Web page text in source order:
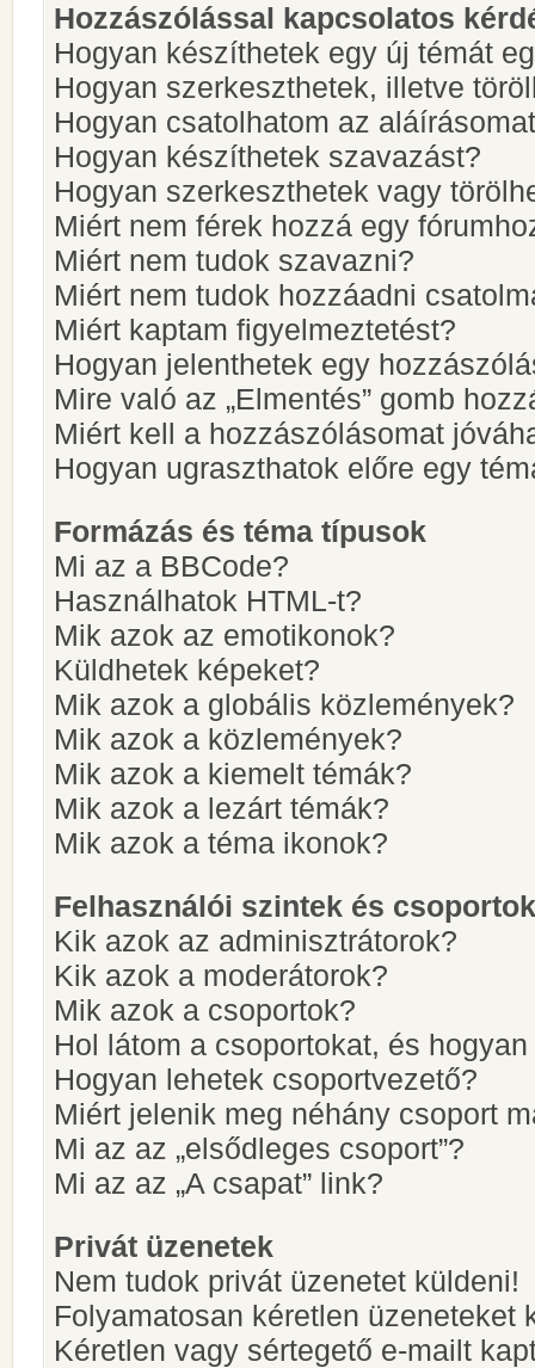
Hozzászólással kapcsolatos
Hogyan készíthetek egy új témát
Hogyan szerkeszthetek, illetve
Hogyan csatolhatom az
Hogyan készíthetek szavazást?
Hogyan szerkeszthetek vagy
Miért nem férek hozzá egy
Miért nem tudok szavazni?
Miért nem tudok hozzáadni
Miért kaptam figyelmeztetést?
Hogyan jelenthetek egy
Mire való az „Elmentés” gomb
Miért kell a hozzászólásomat
Hogyan ugraszthatok előre egy
Formázás és téma típusok
Mi az a BBCode?
Használhatok HTML-t?
Mik azok az emotikonok?
Küldhetek képeket?
Mik azok a globális közlemények?
Mik azok a közlemények?
Mik azok a kiemelt témák?
Mik azok a lezárt témák?
Mik azok a téma ikonok?
Felhasználói szintek és csoportok
Kik azok az adminisztrátorok?
Kik azok a moderátorok?
Mik azok a csoportok?
Hol látom a csoportokat, és
Hogyan lehetek csoportvezető?
Miért jelenik meg néhány csoport
Mi az az „elsődleges csoport”?
Mi az az „A csapat” link?
Privát üzenetek
Nem tudok privát üzenetet küldeni!
Folyamatosan kéretlen üzeneteket
Kéretlen vagy sértegető e-mailt